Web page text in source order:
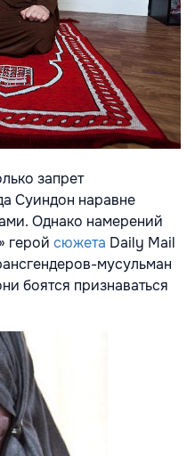
запрет
Суиндон наравне
Однако намерений
герой сюжета Daily Mail
мусульман
боятся признаваться